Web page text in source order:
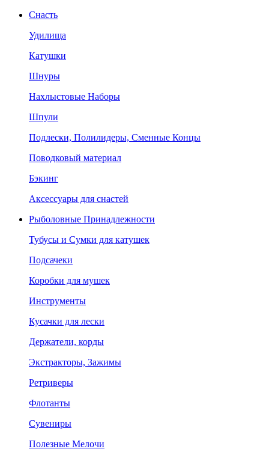
Снасть
Удилища
Катушки
Шнуры
Нахлыстовые Наборы
Шпули
Подлески, Полилидеры, Сменные Концы
Поводковый материал
Бэкинг
Аксессуары для снастей
Рыболовные Принадлежности
Тубусы и Сумки для катушек
Подсачеки
Коробки для мушек
Инструменты
Кусачки для лески
Держатели, корды
Экстракторы, Зажимы
Ретриверы
Флотанты
Сувениры
Полезные Мелочи